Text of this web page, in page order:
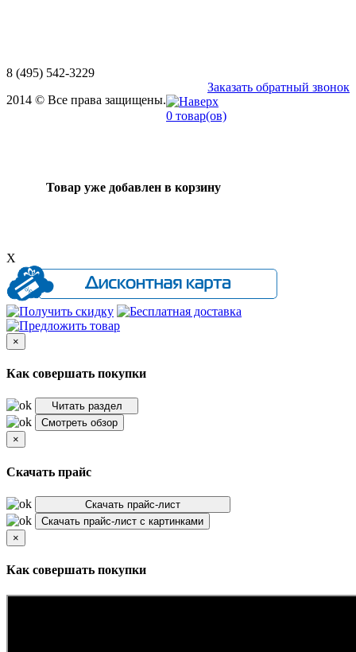
8 (495) 542-3229
2014 © Все права защищены.
Заказать обратный звонок
0 товар(ов)
Товар уже добавлен в корзину
X
×
Как совершать покупки
Читать раздел
Смотреть обзор
×
Скачать прайс
Скачать прайс-лист
Скачать прайс-лист с картинками
×
Как совершать покупки